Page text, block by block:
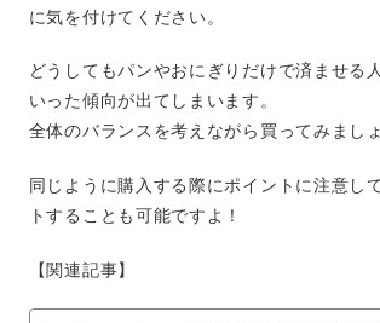
に気を付けてください。
どうしてもパンやおにぎりだけで済ませる
いった傾向が出てしまいます。
全体のバランスを考えながら買ってみましょ
同じように購入する際にポイントに注意し
トすることも可能ですよ！
【関連記事】